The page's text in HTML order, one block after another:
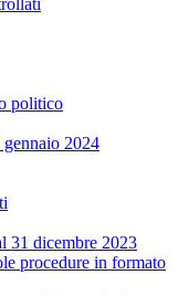
politico
2024
31 dicembre 2023
procedure in formato